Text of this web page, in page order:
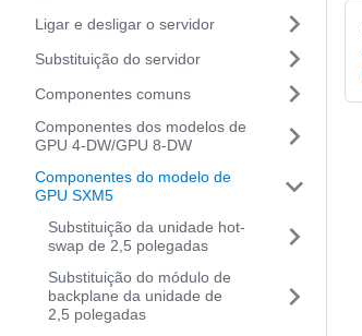
Ligar e desligar o servidor
Substituição do servidor
Componentes comuns
Componentes dos modelos de
GPU 4-DW/GPU 8-DW
Componentes do modelo de
GPU SXM5
Substituição da unidade hot-
swap de 2,5 polegadas
Substituição do módulo de
backplane da unidade de
2,5 polegadas